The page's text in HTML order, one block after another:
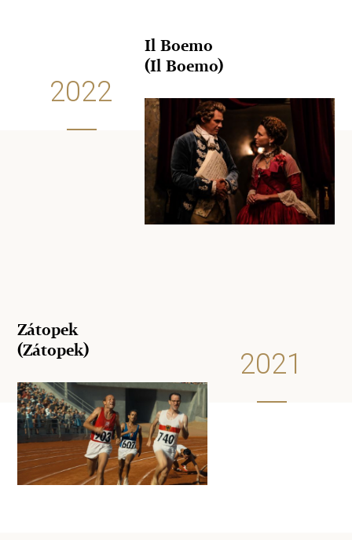
Il Boemo
(Il Boemo)
2022
Zátopek
(Zátopek)
2021